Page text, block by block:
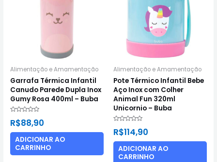
Alimentação e Amamentação
Garrafa Térmica Infantil
Canudo Parede Dupla Inox
Gumy Rosa 400ml – Buba
0
5
R$88,90
ADICIONAR AO
CARRINHO
Alimentação e Amamentação
Pote Térmico Infantil Bebe
Aço Inox com Colher
Animal Fun 320ml
Unicornio – Buba
0
5
R$114,90
ADICIONAR AO
CARRINHO